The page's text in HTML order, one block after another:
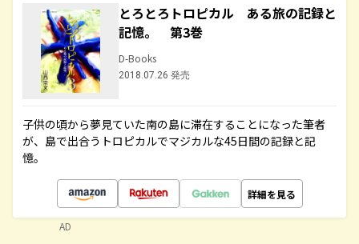
とろとろトロピカル ある旅の記録と
記憶。 第3巻
D-Books
2018.07.26 発売
子供の頃から夢見ていた南の島に滞在することになった筆者
が、島で出合うトロピカルでマジカルな45日間の記録と記
憶。
詳細を見る
AD